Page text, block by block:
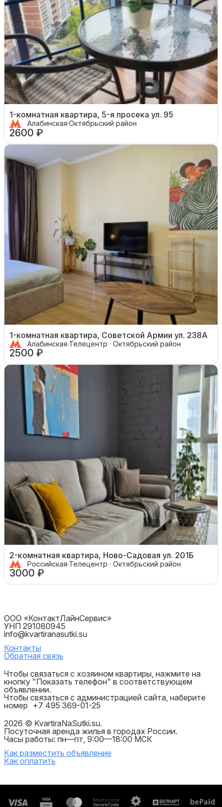
1-комнатная квартира, 5-я просека ул. 95
Алабинская·Октябрьский район
2600 ₽
1-комнатная квартира, Советской Армии ул. 238А
Алабинская·Телецентр · Октябрьский район
2500 ₽
2-комнатная квартира, Ново-Садовая ул. 201Б
Российская·Телецентр · Октябрьский район
3000 ₽
ООО «КонтактЛайнСервис»
УНП 291080945
info@kvartiranasutki.su
Контакты
Обратная связь
Чтобы связаться с хозяином квартиры, нажмите на
кнопку "Показать телефон" в соответствующем
объявлении.
Чтобы связаться с администрацией сайта, наберите
номер +7 495 369-01-25
2026 © KvartiraNaSutki.su.
Посуточная аренда жилья в городах России.
Часы работы: пн—пт, 9:00—18:00 МСК
Как разместить объявление
Как оплатить